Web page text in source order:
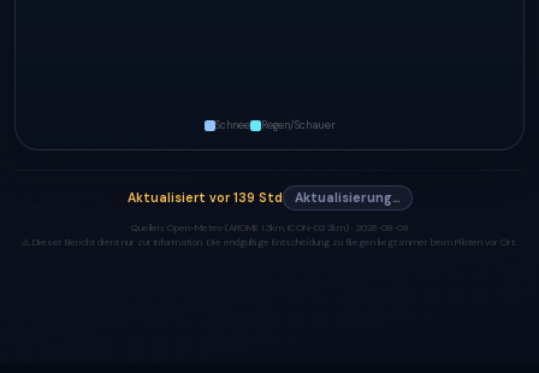
Schnee Regen/Schauer
Aktualisiert vor 139 Std Aktualisierung…
Quellen: Open-Meteo (AROME 1.3km, ICON-D2 2km) · 2026-08-09
⚠️ Dieser Bericht dient nur zur Information. Die endgültige Entscheidung zu fliegen liegt immer beim Piloten vor Ort.